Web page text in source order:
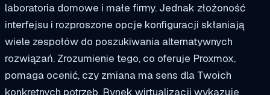
laboratoria domowe i małe firmy. Jednak złożoność
interfejsu i rozproszone opcje konfiguracji skłaniają
wiele zespołów do poszukiwania alternatywnych
rozwiązań. Zrozumienie tego, co oferuje Proxmox,
pomaga ocenić, czy zmiana ma sens dla Twoich
konkretnych potrzeb. Rynek wirtualizacji wykazuje